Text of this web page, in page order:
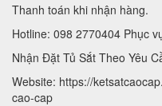
Thanh toán khi nhận hàng.
Hotline: 098 2770404 Phục
Nhận Đặt Tủ Sắt Theo Yêu
Website: https://
cao-cap